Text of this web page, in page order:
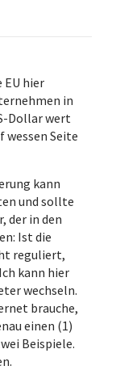
EU hier
in
Dollar wert
wessen Seite
kann
und sollte
der in den
Ist die
reguliert,
kann hier
wechseln.
brauche,
einen (1)
Beispiele.